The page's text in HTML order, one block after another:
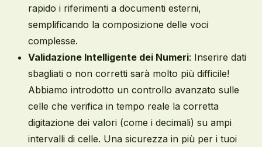
rapido i riferimenti a documenti esterni,
semplificando la composizione delle voci
complesse.
Validazione Intelligente dei Numeri: Inserire dati
sbagliati o non corretti sarà molto più difficile!
Abbiamo introdotto un controllo avanzato sulle
celle che verifica in tempo reale la corretta
digitazione dei valori (come i decimali) su ampi
intervalli di celle. Una sicurezza in più per i tuoi